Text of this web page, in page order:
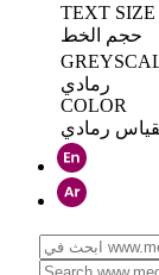
TEXT SIZE
حجم الخط
رمادي
COLOR
رمادي